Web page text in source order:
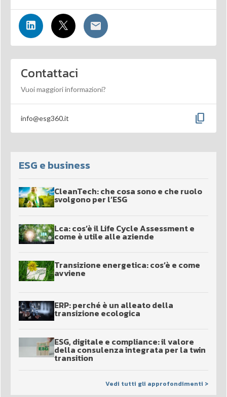
Contattaci
Vuoi maggiori informazioni?
info@esg360.it content_copy
ESG e business
CleanTech: che cosa sono e che ruolo
svolgono per l’ESG
Lca: cos’è il Life Cycle Assessment e
come è utile alle aziende
Transizione energetica: cos’è e come
avviene
ERP: perché è un alleato della
transizione ecologica
ESG, digitale e compliance: il valore
della consulenza integrata per la twin
transition
Vedi tutti gli approfondimenti >